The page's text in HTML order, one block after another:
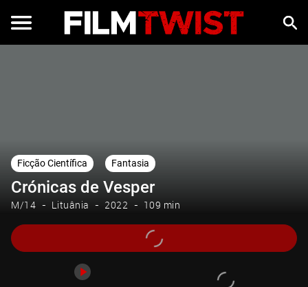
Ficção Científica Fantasia
Crónicas de Vesper
M/14 Lituânia 2022 109 min